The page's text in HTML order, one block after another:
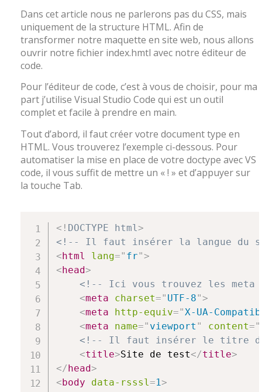
Dans cet article nous ne parlerons pas du CSS, mais
uniquement de la structure HTML. Afin de
transformer notre maquette en site web, nous allons
ouvrir notre fichier index.hmtl avec notre éditeur de
code.
Pour l’éditeur de code, c’est à vous de choisir, pour ma
part j’utilise Visual Studio Code qui est un outil
complet et facile à prendre en main.
Tout d’abord, il faut créer votre document type en
HTML. Vous trouverez l’exemple ci-dessous. Pour
automatiser la mise en place de votre doctype avec VS
code, il vous suffit de mettre un « ! » et d’appuyer sur
la touche Tab.
<! DOCTYPE html>
<!-- Il faut insérer la langue du
< html lang=" fr">
< head>
<!-- Ici vous trouvez les meta
<meta charset=" UTF-8">
<meta http-equiv="X-UA-
<meta name=" viewport " content="
<!-- Il faut insérer le titre de
<title>Site de test</title>
</ head>
< body data-rsssl=1>